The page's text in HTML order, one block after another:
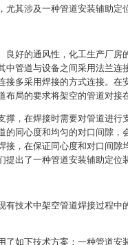
其涉及一种管道安装辅助定
良好的通风性，化工生产厂房
中管道与设备之间采用法兰连
接多采用焊接的方式连接。在
局的要求将架空的管道对接
撑，在焊接时需要对管道进行
的同心度和均匀的对口间隙，
接，在保证同心度和对口间隙
出了一种管道安装辅助定位
有技术中架空管道焊接过程中
了如下技术方案：一种管道安